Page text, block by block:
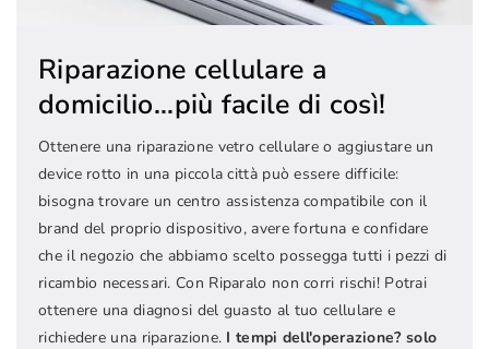
Riparazione cellulare a
domicilio...più facile di così!
Ottenere una riparazione vetro cellulare o aggiustare un
device rotto in una piccola città può essere difficile:
bisogna trovare un centro assistenza compatibile con il
brand del proprio dispositivo, avere fortuna e confidare
che il negozio che abbiamo scelto possegga tutti i pezzi di
ricambio necessari. Con Riparalo non corri rischi! Potrai
ottenere una diagnosi del guasto al tuo cellulare e
richiedere una riparazione. I tempi dell'operazione? solo